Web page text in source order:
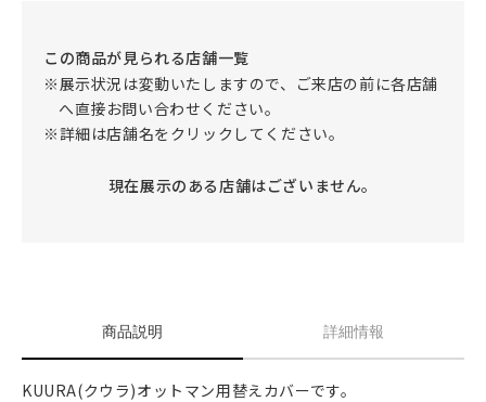
商品説明 詳細情報
KUURA(クウラ)オットマン用替えカバーです。
この商品が見られる店舗一覧
※展示状況は変動いたしますので、ご来店の前に各店舗
へ直接お問い合わせください。
※詳細は店舗名をクリックしてください。
現在展示のある店舗はございません。